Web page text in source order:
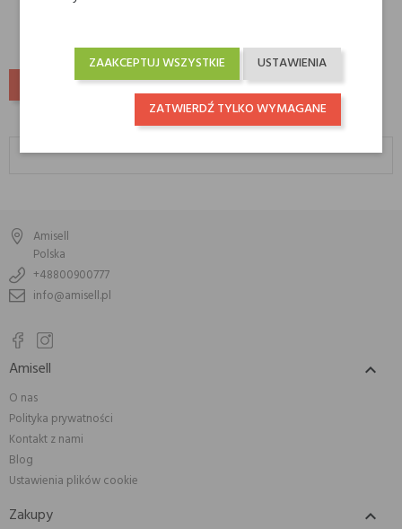
POWRÓT DO GÓRY
Costume national
Amisell
Polska
+48800900777
info@amisell.pl
Amisell 
O nas
Polityka prywatności
Kontakt z nami
Blog
Ustawienia plików cookie
Zakupy 
USTAWIENIA
ZAAKCEPTUJ WSZYSTKIE
ZATWIERDŹ TYLKO WYMAGANE